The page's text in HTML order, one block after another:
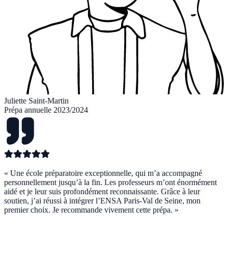
Juliette Saint-Martin
Prépa annuelle 2023/2024
« Une école préparatoire exceptionnelle, qui m’a accompagné
personnellement jusqu’à la fin. Les professeurs m’ont énormément
aidé et je leur suis profondément reconnaissante. Grâce à leur
soutien, j’ai réussi à intégrer l’ENSA Paris-Val de Seine, mon
premier choix. Je recommande vivement cette prépa. »